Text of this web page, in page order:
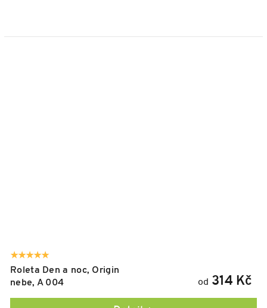
Roleta Den a noc, Origin
nebe, A 004
od 314 Kč